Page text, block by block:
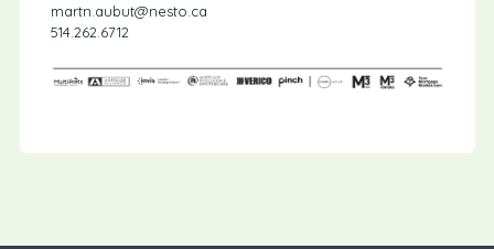
martn.aubut@nesto.ca
514.262.6712